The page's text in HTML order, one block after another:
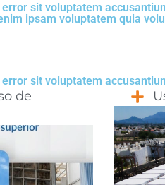
sit voluptatem
ipsam voluptatem quia
sit voluptatem
de